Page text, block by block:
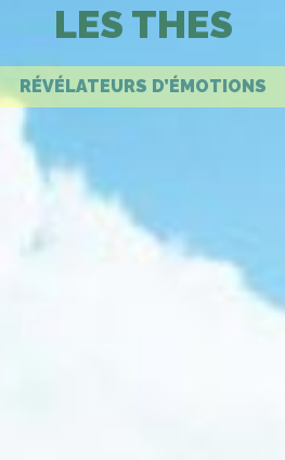
LES THES
RÉVÉLATEURS D’ÉMOTIONS